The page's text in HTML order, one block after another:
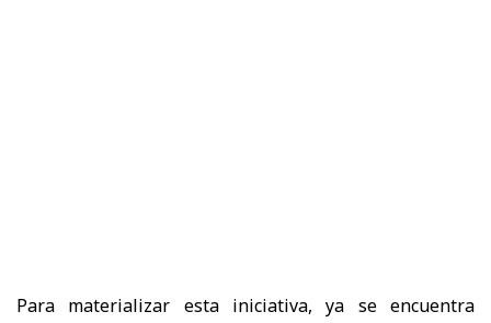
Para materializar esta iniciativa, ya se encuentra